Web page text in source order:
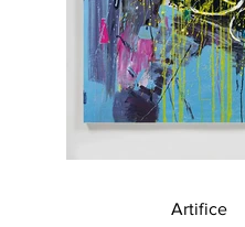
Artifice